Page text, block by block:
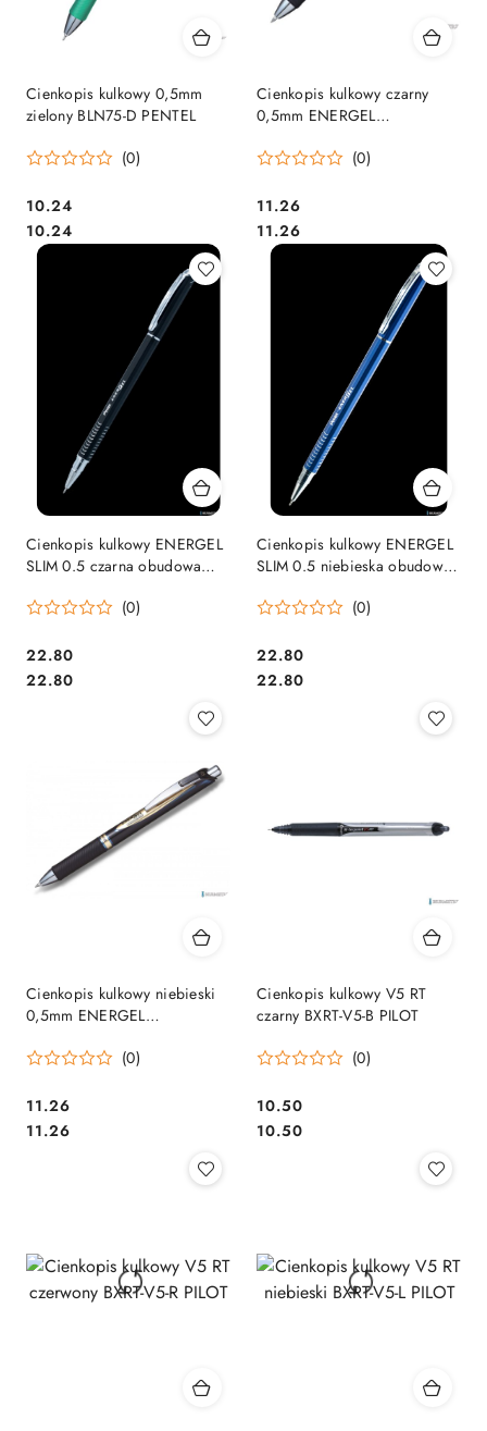
Cienkopis kulkowy 0,5mm
zielony BLN75-D PENTEL
(0)
Cena:
10.24
Cena:
10.24
Cienkopis kulkowy czarny
0,5mm ENERGEL
PENTEL
(0)
Cena:
11.26
Cena:
11.26
Cienkopis kulkowy ENERGEL
SLIM 0.5 czarna obudowa
(0)
Cena:
22.80
Cena:
22.80
Cienkopis kulkowy ENERGEL
SLIM 0.5 niebieska obudowa
(0)
Cena:
22.80
Cena:
22.80
Cienkopis kulkowy niebieski
0,5mm ENERGEL
PENTEL
(0)
Cena:
11.26
Cena:
11.26
Cienkopis kulkowy V5 RT
czarny BXRT-V5-B PILOT
(0)
Cena:
10.50
Cena:
10.50